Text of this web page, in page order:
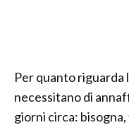
Per quanto riguarda
necessitano di
giorni circa: